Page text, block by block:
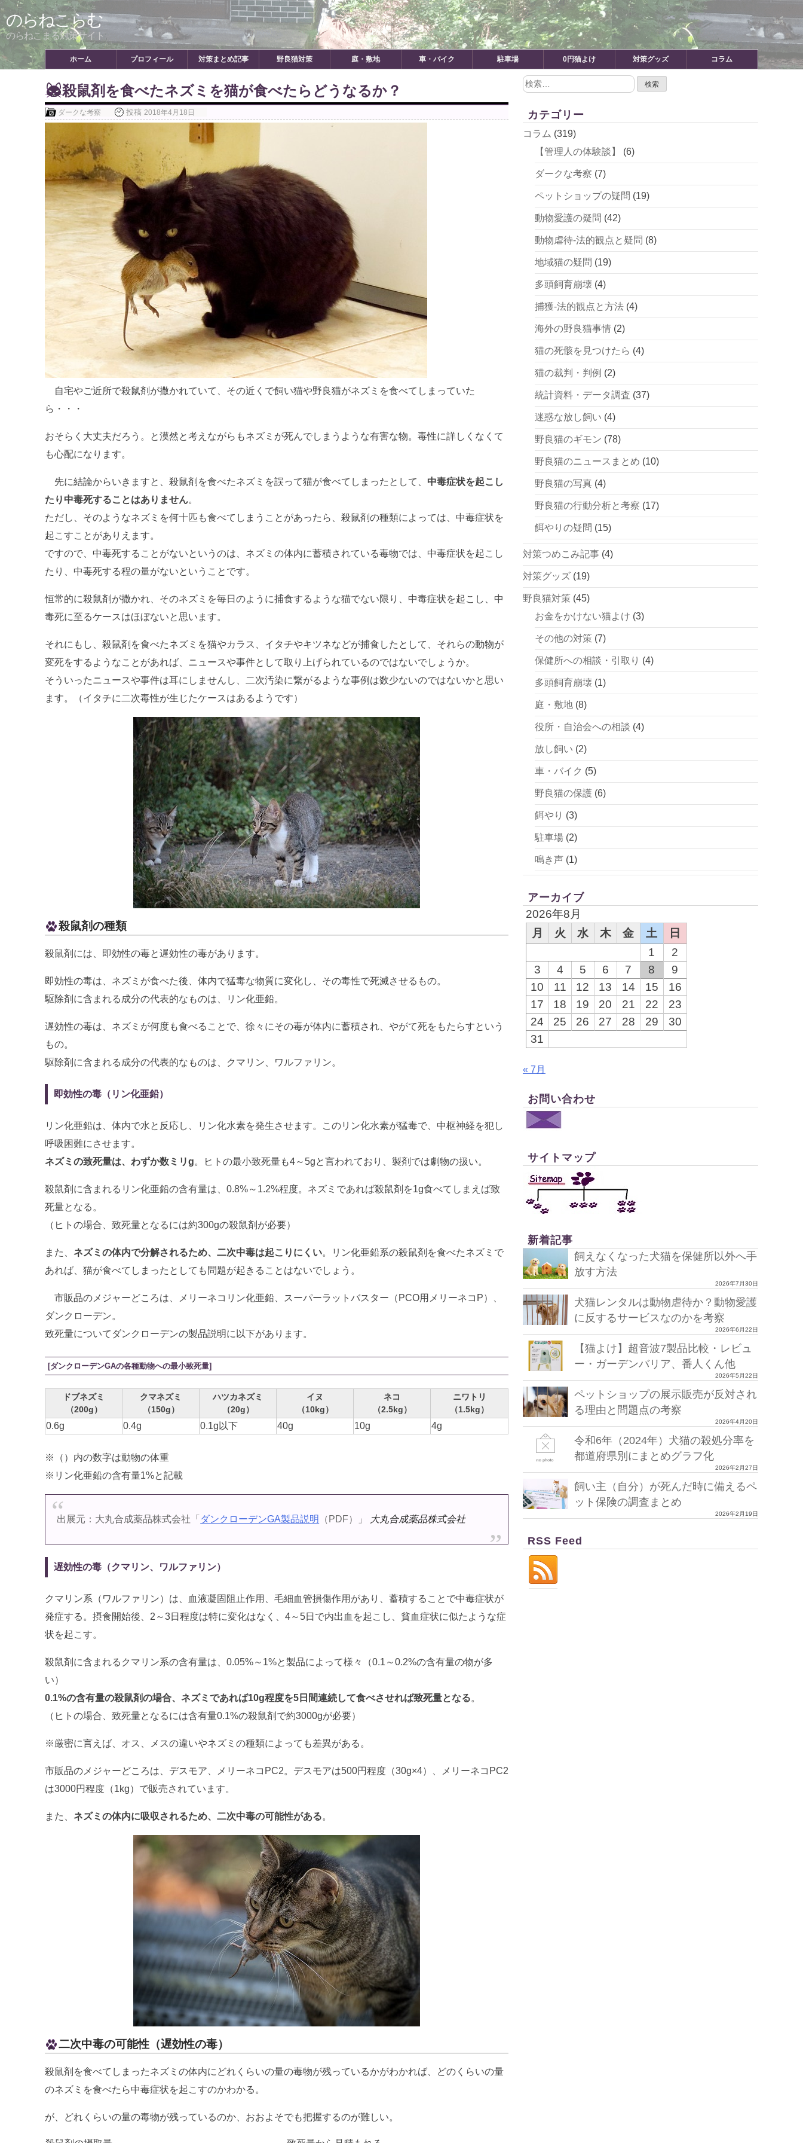
Skip
to
content
のらねこらむ
のらねこまる対策サイト
ホーム プロフィール 対策まとめ記事 野良猫対策 庭・敷地 車・バイク 駐車場 0円猫よけ 対策グッズ コラム
殺鼠剤を食べたネズミを猫が食べたらどうなるか？
ダークな考察 投稿 2018年4月18日
自宅やご近所で殺鼠剤が撒かれていて、その近くで飼い猫や野良猫がネズミを食べてしまっていた
ら・・・
おそらく大丈夫だろう。と漠然と考えながらもネズミが死んでしまうような有害な物。毒性に詳しくなくて
も心配になります。
先に結論からいきますと、殺鼠剤を食べたネズミを誤って猫が食べてしまったとして、 中毒症状を起こし
たり中毒死することはありません。
ただし、そのようなネズミを何十匹も食べてしまうことがあったら、殺鼠剤の種類によっては、中毒症状を
起こすことがありえます。
ですので、中毒死することがないというのは、ネズミの体内に蓄積されている毒物では、中毒症状を起こし
たり、中毒死する程の量がないということです。
恒常的に殺鼠剤が撒かれ、そのネズミを毎日のように捕食するような猫でない限り、中毒症状を起こし、中
毒死に至るケースはほぼないと思います。
それにもし、殺鼠剤を食べたネズミを猫やカラス、イタチやキツネなどが捕食したとして、それらの動物が
変死をするようなことがあれば、ニュースや事件として取り上げられているのではないでしょうか。
そういったニュースや事件は耳にしませんし、二次汚染に繋がるような事例は数少ないのではないかと思い
ます。（イタチに二次毒性が生じたケースはあるようです）
殺鼠剤の種類
殺鼠剤には、即効性の毒と遅効性の毒があります。
即効性の毒は、ネズミが食べた後、体内で猛毒な物質に変化し、その毒性で死滅させるもの。
駆除剤に含まれる成分の代表的なものは、リン化亜鉛。
遅効性の毒は、ネズミが何度も食べることで、徐々にその毒が体内に蓄積され、やがて死をもたらすという
もの。
駆除剤に含まれる成分の代表的なものは、クマリン、ワルファリン。
即効性の毒（リン化亜鉛）
リン化亜鉛は、体内で水と反応し、リン化水素を発生させます。このリン化水素が猛毒で、中枢神経を犯し
呼吸困難にさせます。
ネズミの致死量は、わずか数ミリg。ヒトの最小致死量も4～5gと言われており、製剤では劇物の扱い。
殺鼠剤に含まれるリン化亜鉛の含有量は、0.8%～1.2%程度。ネズミであれば殺鼠剤を1g食べてしまえば致
死量となる。
（ヒトの場合、致死量となるには約300gの殺鼠剤が必要）
また、 ネズミの体内で分解されるため、二次中毒は起こりにくい。リン化亜鉛系の殺鼠剤を食べたネズミで
あれば、猫が食べてしまったとしても問題が起きることはないでしょう。
市販品のメジャーどころは、メリーネコリン化亜鉛、スーパーラットバスター（PCO用メリーネコP）、
ダンクローデン。
致死量についてダンクローデンの製品説明に以下があります。
[ダンクローデンGAの各種動物への最小致死量]
ドブネズミ
（200g）
クマネズミ
（150g）
ハツカネズミ
（20g）
イヌ
（10kg）
ネコ
（2.5kg）
ニワトリ
（1.5kg）
0.6g 0.4g 0.1g以下 40g 10g 4g
※（）内の数字は動物の体重
※リン化亜鉛の含有量1%と記載
出展元：大丸合成薬品株式会社「 ダンクローデンGA製品説明 （PDF）」 大丸合成薬品株式会社
遅効性の毒（クマリン、ワルファリン）
クマリン系（ワルファリン）は、血液凝固阻止作用、毛細血管損傷作用があり、蓄積することで中毒症状が
発症する。摂食開始後、2～3日程度は特に変化はなく、4～5日で内出血を起こし、貧血症状に似たような症
状を起こす。
殺鼠剤に含まれるクマリン系の含有量は、0.05%～1%と製品によって様々（0.1～0.2%の含有量の物が多
い）
0.1%の含有量の殺鼠剤の場合、ネズミであれば10g程度を5日間連続して食べさせれば致死量となる。
（ヒトの場合、致死量となるには含有量0.1%の殺鼠剤で約3000gが必要）
※厳密に言えば、オス、メスの違いやネズミの種類によっても差異がある。
市販品のメジャーどころは、デスモア、メリーネコPC2。デスモアは500円程度（30g×4）、メリーネコPC2
は3000円程度（1kg）で販売されています。
また、 ネズミの体内に吸収されるため、二次中毒の可能性がある。
二次中毒の可能性（遅効性の毒）
殺鼠剤を食べてしまったネズミの体内にどれくらいの量の毒物が残っているかがわかれば、どのくらいの量
のネズミを食べたら中毒症状を起こすのかわかる。
が、どれくらいの量の毒物が残っているのか、おおよそでも把握するのが難しい。
検
索:
カテゴリー
コラム (319)
【管理人の体験談】
(6)
ダークな考察 (7)
ペットショップの疑問 (19)
動物愛護の疑問 (42)
動物虐待-法的観点と疑問 (8)
地域猫の疑問 (19)
多頭飼育崩壊(4)
捕獲-法的観点と方法(4)
海外の野良猫事情(2)
猫の死骸を見つけたら (4)
猫の裁判・判例 (2)
統計資料・データ調査 (37)
迷惑な放し飼い (4)
野良猫のギモン (78)
野良猫のニュースまとめ (10)
野良猫の写真(4)
野良猫の行動分析と考察 (17)
餌やりの疑問 (15)
対策つめこみ記事(4)
対策グッズ(19)
野良猫対策(45)
お金をかけない猫よけ (3)
その他の対策(7)
保健所への相談・引取り (4)
多頭飼育崩壊(1)
庭・敷地(8)
役所・自治会への相談 (4)
放し飼い (2)
車・バイク (5)
野良猫の保護(6)
餌やり (3)
駐車場(2)
鳴き声(1)
アーカイブ
2026年8月
月
火 水 木 金 土
日
1
2
3
4 5 6 7 8
9
10
11 12 13 14 15
16
17
18 19 20 21 22
23
24
25 26 27 28 29
30
31
« 7月
お問い合わせ
サイトマップ
新着記事
飼えなくなった犬猫を保健所以外へ手
放す方法
2026年7月30日
犬猫レンタルは動物虐待か？動物愛護
に反するサービスなのかを考察
2026年6月22日
【猫よけ】超音波7製品比較・レビュ
ー・ガーデンバリア、番人くん他
2026年5月22日
ペットショップの展示販売が反対され
る理由と問題点の考察
2026年4月20日
令和6年（2024年）犬猫の殺処分率を
都道府県別にまとめグラフ化
2026年2月27日
飼い主（自分）が死んだ時に備えるペ
ット保険の調査まとめ
2026年2月19日
RSS Feed